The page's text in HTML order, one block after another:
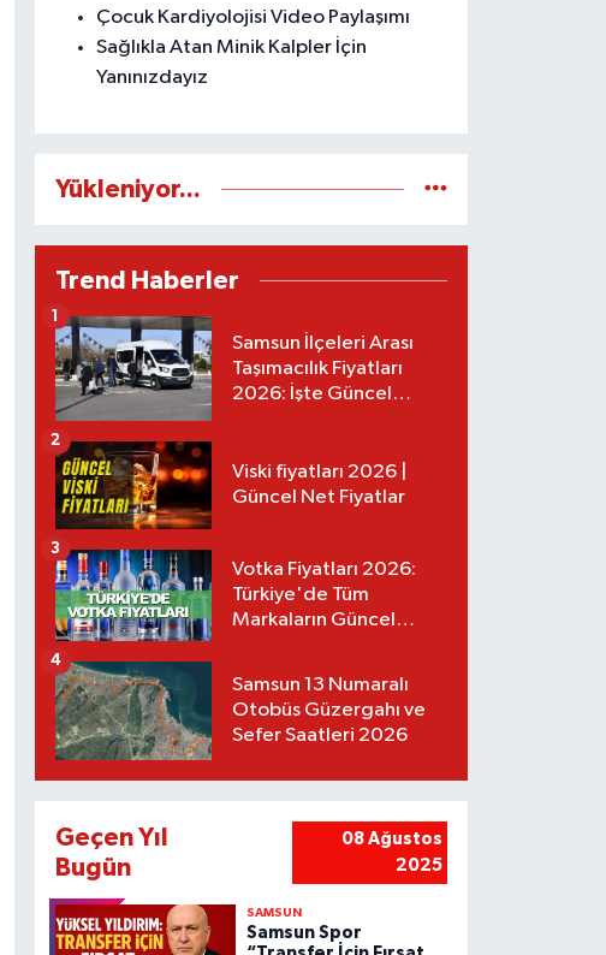
Çocuk Kardiyolojisi Video Paylaşımı
Sağlıkla Atan Minik Kalpler İçin
Yanınızdayız
Yükleniyor...
Trend Haberler
Samsun İlçeleri Arası
Taşımacılık Fiyatları
2026: İşte Güncel
1
Viski fiyatları 2026 |
Güncel Net Fiyatlar
2
Votka Fiyatları 2026:
Türkiye'de Tüm
Markaların Güncel
3
Samsun 13 Numaralı
Otobüs Güzergahı ve
Sefer Saatleri 2026
4
Geçen Yıl
Bugün
08 Ağustos
2025
SAMSUN
Samsun Spor